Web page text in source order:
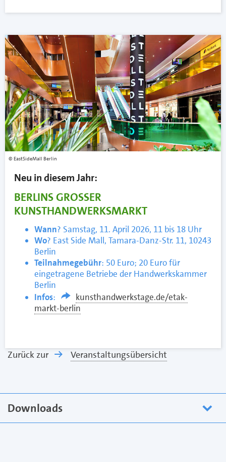
EastSideMall Berlin
Neu in diesem Jahr:
BERLINS GROSSER
KUNSTHANDWERKSMARKT
Wann? Samstag, 11. April 2026, 11 bis 18 Uhr
Wo? East Side Mall, Tamara-Danz-Str. 11, 10243
Berlin
Teilnahmegebühr: 50 Euro; 20 Euro für
eingetragene Betriebe der Handwerkskammer
Berlin
Infos:
kunsthandwerkstage.de/etak-
markt-berlin
Zurück zur Veranstaltungsübersicht
Downloads